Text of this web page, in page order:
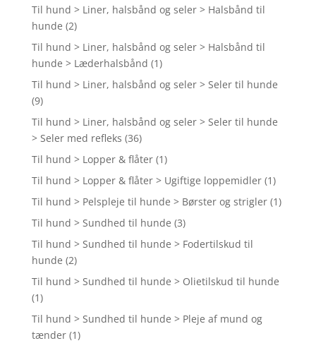
Til hund > Liner, halsbånd og seler > Halsbånd til
hunde (2)
Til hund > Liner, halsbånd og seler > Halsbånd til
hunde > Læderhalsbånd (1)
Til hund > Liner, halsbånd og seler > Seler til hunde
(9)
Til hund > Liner, halsbånd og seler > Seler til hunde
> Seler med refleks (36)
Til hund > Lopper & flåter (1)
Til hund > Lopper & flåter > Ugiftige loppemidler (1)
Til hund > Pelspleje til hunde > Børster og strigler (1)
Til hund > Sundhed til hunde (3)
Til hund > Sundhed til hunde > Fodertilskud til
hunde (2)
Til hund > Sundhed til hunde > Olietilskud til hunde
(1)
Til hund > Sundhed til hunde > Pleje af mund og
tænder (1)